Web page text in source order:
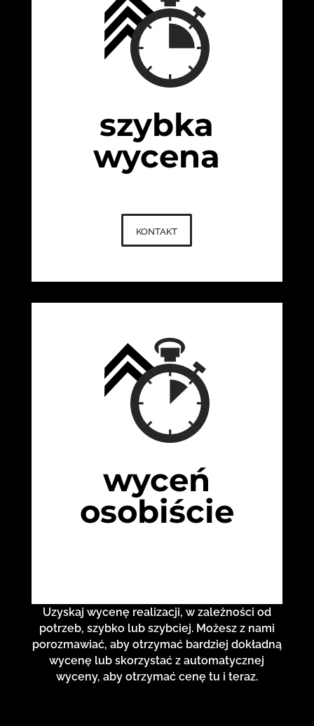
szybka
wycena
kontakt
wyceń
osobiście
Uzyskaj wycenę realizacji, w zależności od
potrzeb, szybko lub szybciej. Możesz z nami
porozmawiać, aby otrzymać bardziej dokładną
wycenę lub skorzystać z automatycznej
wyceny, aby otrzymać cenę tu i teraz.